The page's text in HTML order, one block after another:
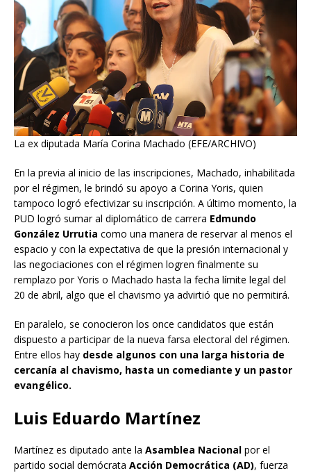
La ex diputada María Corina Machado (EFE/ARCHIVO)
En la previa al inicio de las inscripciones, Machado, inhabilitada
por el régimen, le brindó su apoyo a Corina Yoris, quien
tampoco logró efectivizar su inscripción. A último momento, la
PUD logró sumar al diplomático de carrera Edmundo
González Urrutia como una manera de reservar al menos el
espacio y con la expectativa de que la presión internacional y
las negociaciones con el régimen logren finalmente su
remplazo por Yoris o Machado hasta la fecha límite legal del
20 de abril, algo que el chavismo ya advirtió que no permitirá.
En paralelo, se conocieron los once candidatos que están
dispuesto a participar de la nueva farsa electoral del régimen.
Entre ellos hay desde algunos con una larga historia de
cercanía al chavismo, hasta un comediante y un pastor
evangélico.
Luis Eduardo Martínez
Martínez es diputado ante la Asamblea Nacional por el
partido social demócrata Acción Democrática (AD), fuerza